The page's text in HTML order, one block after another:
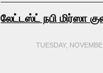
லேட்டஸ்ட் நபி மிர்ஸா
TUESDAY,